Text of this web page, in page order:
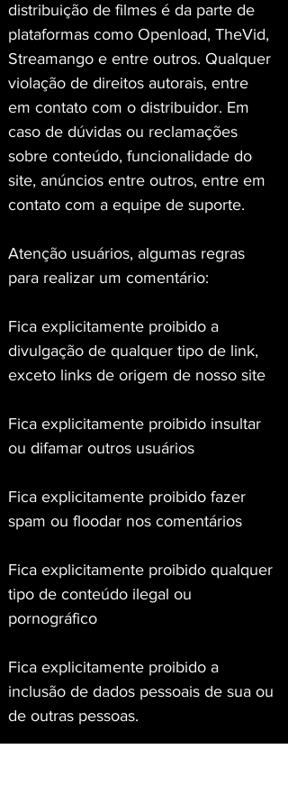
distribuição de filmes é da parte de
plataformas como Openload, TheVid,
Streamango e entre outros. Qualquer
violação de direitos autorais, entre
em contato com o distribuidor. Em
caso de dúvidas ou reclamações
sobre conteúdo, funcionalidade do
site, anúncios entre outros, entre em
contato com a equipe de suporte.
Atenção usuários, algumas regras
para realizar um comentário:
Fica explicitamente proibido a
divulgação de qualquer tipo de link,
exceto links de origem de nosso site
Fica explicitamente proibido insultar
ou difamar outros usuários
Fica explicitamente proibido fazer
spam ou floodar nos comentários
Fica explicitamente proibido qualquer
tipo de conteúdo ilegal ou
pornográfico
Fica explicitamente proibido a
inclusão de dados pessoais de sua ou
de outras pessoas.